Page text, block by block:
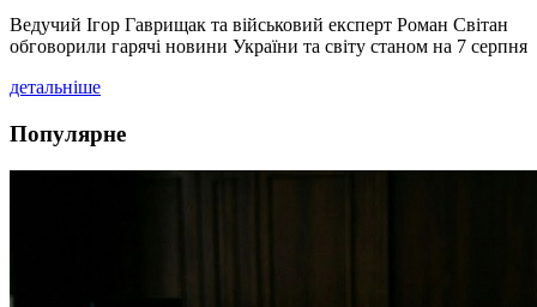
Ведучий Ігор Гаврищак та військовий експерт Роман Світан
обговорили гарячі новини України та світу станом на 7 серпня
детальніше
Популярне